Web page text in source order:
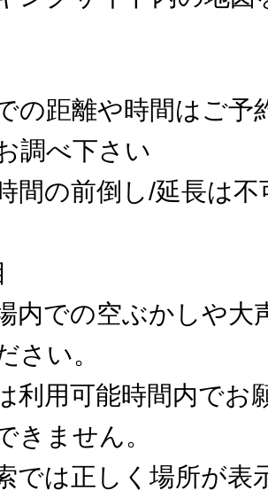
の距離や時間はご予
調べ下さい
間の前倒し/延長は不
内での空ぶかしや大
さい。
利用可能時間内でお
きません。
では正しく場所が表